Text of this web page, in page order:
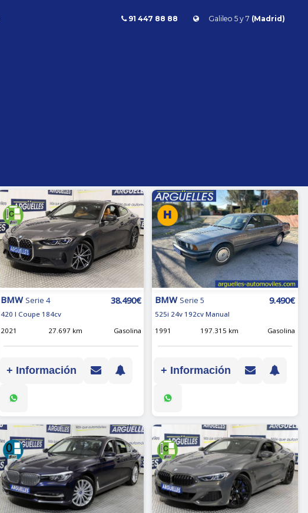
91 447 88 88 Galileo 5 y 7 (Madrid)
BMW Serie 4 38.490€
420 I Coupe 184cv
2021
27.697 km Gasolina
+ Información
BMW Serie 5 9.490€
525i 24v 192cv Manual
1991
197.315 km Gasolina
+ Información